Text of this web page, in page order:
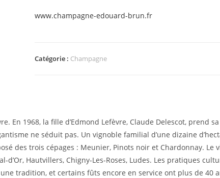
www.champagne-edouard-brun.fr
Catégorie : Champagne
En 1968, la fille d’Edmond Lefèvre, Claude Delescot, prend
ne séduit pas. Un vignoble familial d’une dizaine
des trois cépages : Meunier, Pinots noir et Chardonnay. Le
d’Or, Hautvillers, Chigny-Les-Roses, Ludes. Les pratiques
tradition, et certains fûts encore en service ont plus de 40